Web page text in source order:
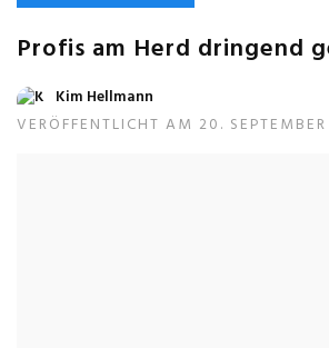
Profis am Herd dringend
Kim Hellmann
VERÖFFENTLICHT AM 20.